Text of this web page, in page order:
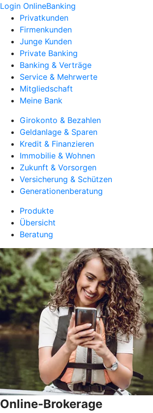
Login OnlineBanking
Privatkunden
Firmenkunden
Junge Kunden
Private Banking
Banking & Verträge
Service & Mehrwerte
Mitgliedschaft
Meine Bank
Girokonto & Bezahlen
Geldanlage & Sparen
Kredit & Finanzieren
Immobilie & Wohnen
Zukunft & Vorsorgen
Versicherung & Schützen
Generationenberatung
Produkte
Übersicht
Beratung
Online-Brokerage